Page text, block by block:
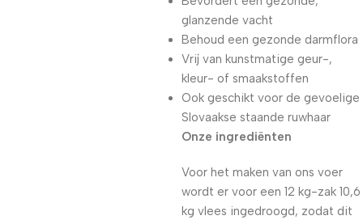
glanzende vacht
Behoud een gezonde darmflora
Vrij van kunstmatige geur-,
kleur- of smaakstoffen
Ook geschikt voor de gevoelige
Slovaakse staande ruwhaar
Onze ingrediënten
Voor het maken van ons voer
wordt er voor een 12 kg-zak 10,6
kg vlees ingedroogd, zodat dit